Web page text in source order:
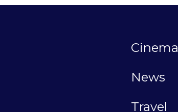
Cinema
News
Travel